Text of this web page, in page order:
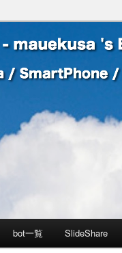
–
へ移動
移動
bot一覧 SlideShare